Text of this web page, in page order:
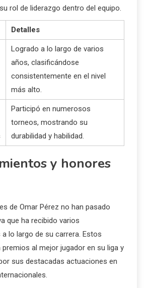
rol de liderazgo dentro del equipo.
Detalles
Logrado a lo largo de varios
años, clasificándose
consistentemente en el nivel
más alto.
Participó en numerosos
torneos, mostrando su
durabilidad y habilidad.
y honores
de Omar Pérez no han pasado
que ha recibido varios
lo largo de su carrera. Estos
al mejor jugador en su liga y
sus destacadas actuaciones en